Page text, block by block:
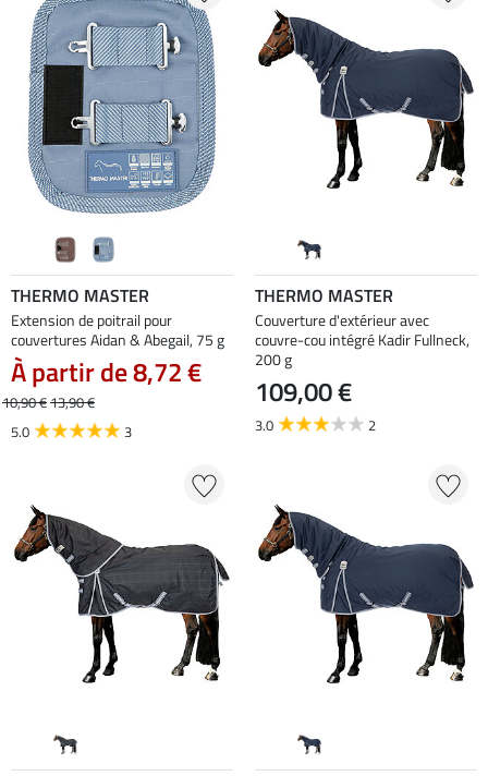
THERMO MASTER
Extension de poitrail pour
couvertures Aidan & Abegail, 75 g
À partir de 8,72 €
10,90 €13,90 €
5.0
3
THERMO MASTER
Couverture d'extérieur avec
couvre-cou intégré Kadir Fullneck,
200 g
109,00 €
3.0 2